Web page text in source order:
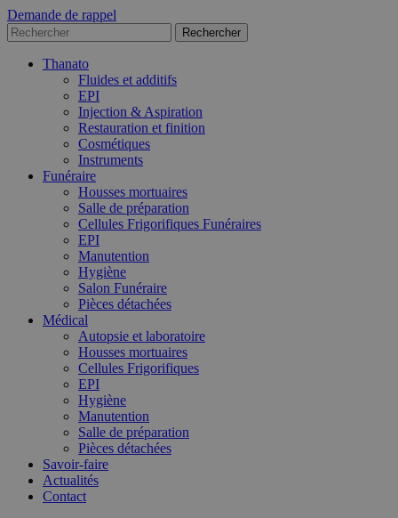
Demande de rappel
Thanato
Fluides et additifs
EPI
Injection & Aspiration
Restauration et finition
Cosmétiques
Instruments
Funéraire
Housses mortuaires
Salle de préparation
Cellules Frigorifiques Funéraires
EPI
Manutention
Hygiène
Salon Funéraire
Pièces détachées
Médical
Autopsie et laboratoire
Housses mortuaires
Cellules Frigorifiques
EPI
Hygiène
Manutention
Salle de préparation
Pièces détachées
Savoir-faire
Actualités
Contact